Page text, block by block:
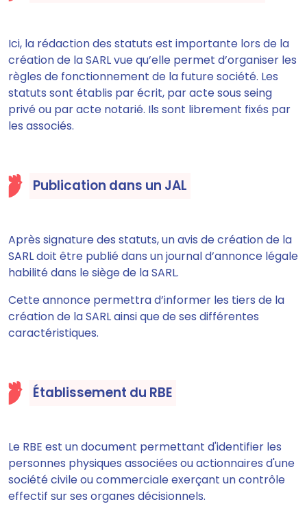
Ici, la rédaction des statuts est importante lors de la
création de la SARL vue qu’elle permet d’organiser les
règles de fonctionnement de la future société. Les
statuts sont établis par écrit, par acte sous seing
privé ou par acte notarié. Ils sont librement fixés par
les associés.
Publication dans un JAL
Après signature des statuts, un avis de création de la
SARLdoit être publié dans un journal d’annonce légale
habilité dans le siège de la SARL.
Cette annonce permettra d’informer les tiers de la
création de la SARL ainsi que de ses différentes
caractéristiques.
Établissement du RBE
Le RBE est un document permettant d'identifier les
personnes physiques associées ou actionnaires d'une
société civile ou commerciale exerçant un contrôle
effectif sur ses organes décisionnels.